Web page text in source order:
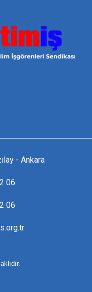
- Ankara
06
06